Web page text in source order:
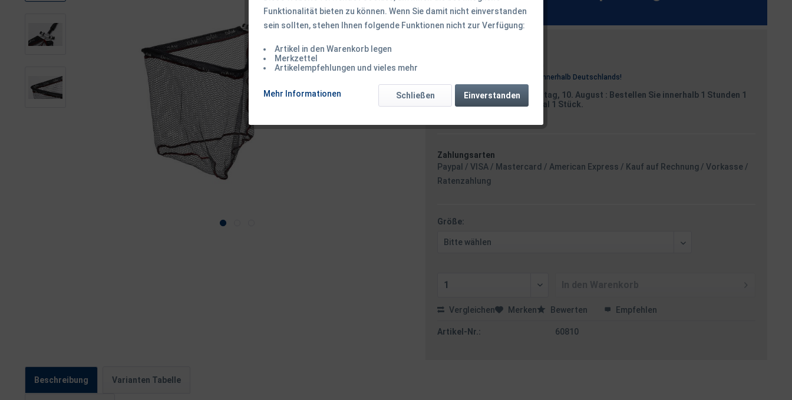
Größen
innerhalb Deutschlands!
Versand am Montag, 10. August : Bestellen Sie innerhalb 1 Stunden 1
- maximal 1 Stück.
Zahlungsarten
Paypal / VISA / Mastercard / American Express / Kauf auf Rechnung / Vorkasse /
Ratenzahlung
Größe:
Vergleichen Merken Bewerten Empfehlen
Artikel-Nr.: 60810
Beschreibung Varianten Tabelle
Funktionalität bieten zu können. Wenn Sie damit nicht einverstanden
sein sollten, stehen Ihnen folgende Funktionen nicht zur Verfügung:
Artikel in den Warenkorb legen
Merkzettel
Artikelempfehlungen und vieles mehr
Mehr Informationen Einverstanden
Schließen